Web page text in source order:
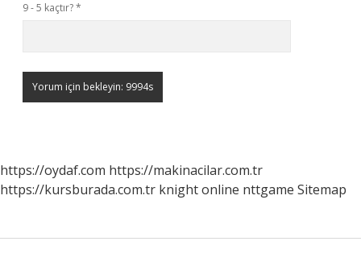
9 - 5 kaçtır?*
https://oydaf.com https://makinacilar.com.tr
https://kursburada.com.tr knight online nttgame Sitemap